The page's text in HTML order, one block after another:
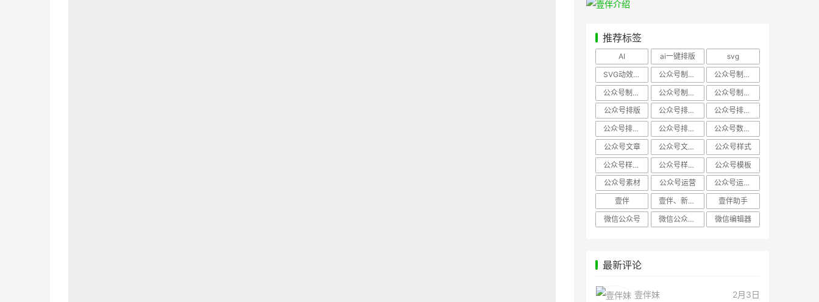
推荐标签
AI ai一键排版
svg
SVG动效样式
公众号制作、公众号排版
公众号制作、公众号模板
公众号制作、微信编辑器
公众号制作，公众号排版
公众号制作，公众号排版、微信编辑器
公众号排版
公众号排版，公众号模板
公众号排版，公众号素材
公众号排版，微信编辑器
公众号排版，排版样式
公众号数据分析
公众号文章
公众号文章、公众号运营
公众号样式
公众号样式，微信公众号排版
公众号样式，微信编辑器
公众号模板
公众号素材
公众号运营
公众号运营，公众号编辑器
壹伴
壹伴、新媒体运营
壹伴助手
微信公众号
微信公众号，样式模板、公众号样式 微信编辑器
最新评论
壹伴妹 2月3日